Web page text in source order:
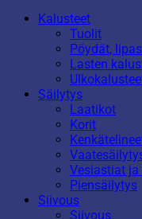
Kalusteet
Tuolit
Pöydät,
Lasten
Säilytys
Laatikot
Korit
Vesiastiat
Piensäilytys
Siivous
Siivous